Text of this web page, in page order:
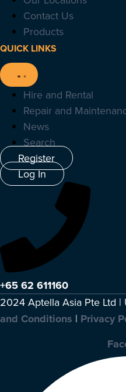
Contact Us
Products
QUICK LINKS
Hire and Rental
Repair and
News
Search
Register
Log In
+65 62 611160
2024 Aptella Asia Pte Ltd |
and Conditions | Privacy